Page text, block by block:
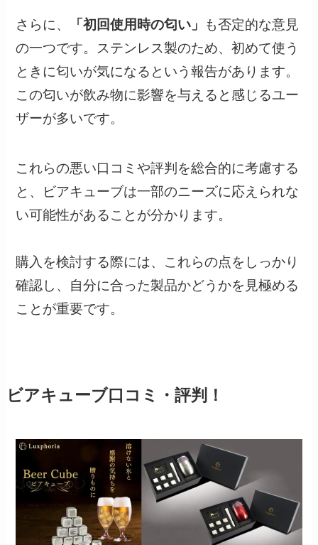
さらに、 「初回使用時の匂い」
も否定的な意見
の一つです。ステンレス製のため、初めて使う
ときに匂いが気になるという報告があります。
この匂いが飲み物に影響を与えると感じるユー
ザーが多いです。
これらの悪い口コミや評判を総合的に考慮する
と、ビアキューブは一部のニーズに応えられな
い可能性があることが分かります。
購入を検討する際には、これらの点をしっかり
確認し、自分に合った製品かどうかを見極める
ことが重要です。
ビアキューブ口コミ・評判！